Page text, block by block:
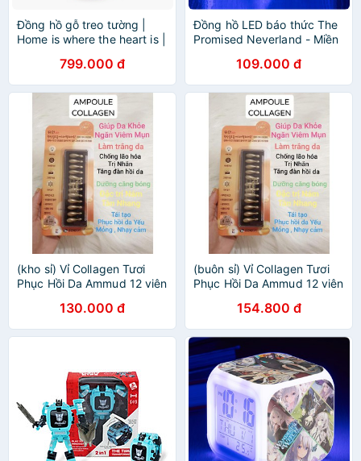
Đồng hồ gỗ treo tường |
Home is where the heart is |
799.000 đ
Đồng hồ LED báo thức The
Promised Neverland - Miền
109.000 đ
(kho sỉ) Vỉ Collagen Tươi
Phục Hồi Da Ammud 12 viên
130.000 đ
(buôn sỉ) Vỉ Collagen Tươi
Phục Hồi Da Ammud 12 viên
154.800 đ